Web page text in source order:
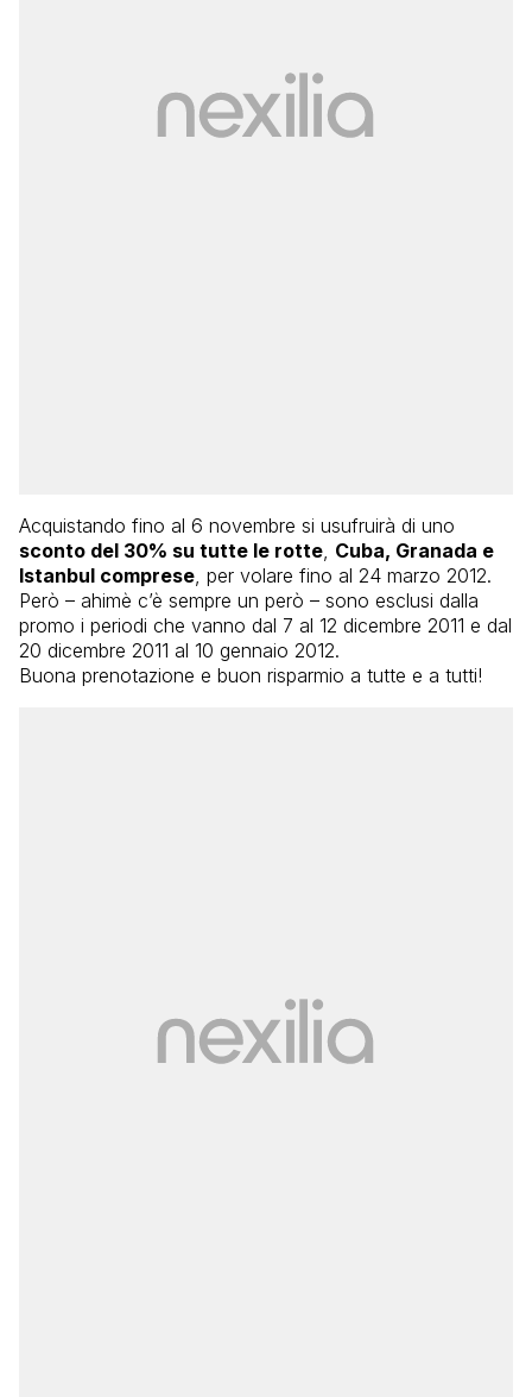
Acquistando fino al 6 novembre si usufruirà di uno
sconto del 30% su tutte le rotte, Cuba, Granada e
Istanbul comprese, per volare fino al 24 marzo 2012.
Però – ahimè c’è sempre un però – sono esclusi dalla
promo i periodi che vanno dal 7 al 12 dicembre 2011 e dal
20 dicembre 2011 al 10 gennaio 2012.
Buona prenotazione e buon risparmio a tutte e a tutti!